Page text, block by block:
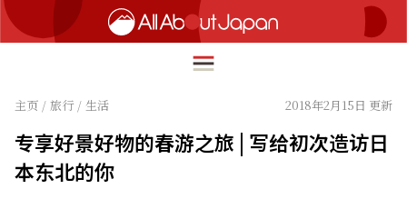
HOME
主页 / 旅行 / 生活 2018年2月15日 更新
专享好景好物的春游之旅 | 写给初次造访日
本东北的你